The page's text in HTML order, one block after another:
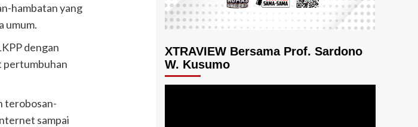
hambatan yang
umum.
dengan
pertumbuhan
terobosan-
sampai
XTRAVIEW Bersama Prof. Sardono
W. Kusumo